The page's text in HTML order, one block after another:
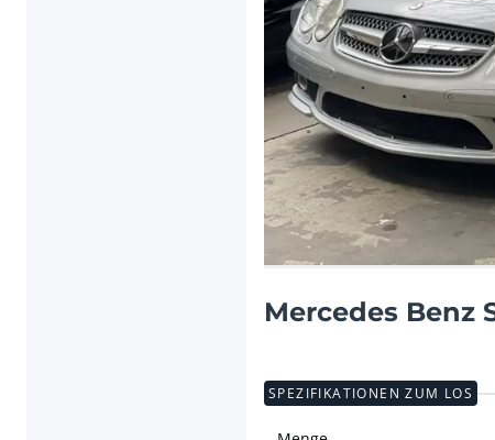
Vorheriger Artikel
Mercedes Benz
SPEZIFIKATIONEN ZUM LOS